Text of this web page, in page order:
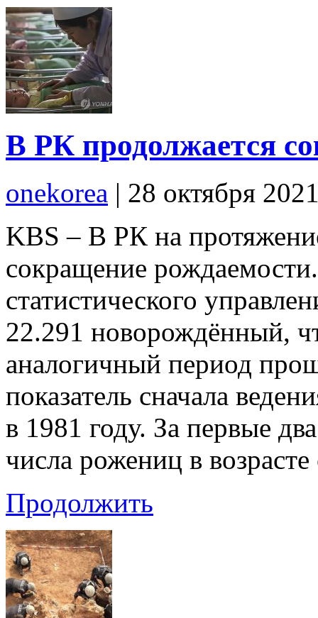
В РК продолжается
onekorea | 28 октября
KBS – В РК на
сокращение
статистического
22.291 новорождённый,
аналогичный период
показатель сначала
в 1981 году. За первые
числа рожениц в
Продолжить